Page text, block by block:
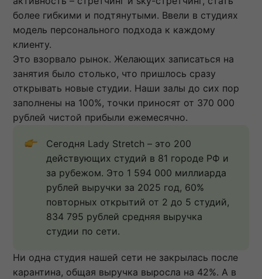
более гибкими и подтянутыми. Ввели в студиях
модель персонального подхода к каждому
клиенту.
Это взорвало рынок. Желающих записаться на
занятия было столько, что пришлось сразу
открывать новые студии. Наши залы до сих пор
заполнены на 100%, точки приносят от 370 000
рублей чистой прибыли ежемесячно.
Сегодня Lady Stretch – это 200
действующих студий в 81 городе РФ и
за рубежом. Это 1 594 000 миллиарда
рублей выручки за 2025 год, 60%
повторных открытий от 2 до 5 студий,
834 795 рублей средняя выручка
студии по сети.
Ни одна студия нашей сети не закрылась после
карантина, общая выручка выросла на 42%. А в